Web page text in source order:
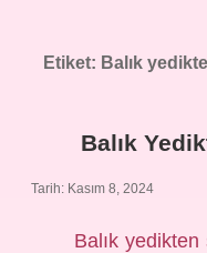
Etiket: Balık
Balık
Tarih: Kasım 8, 2024
Balık